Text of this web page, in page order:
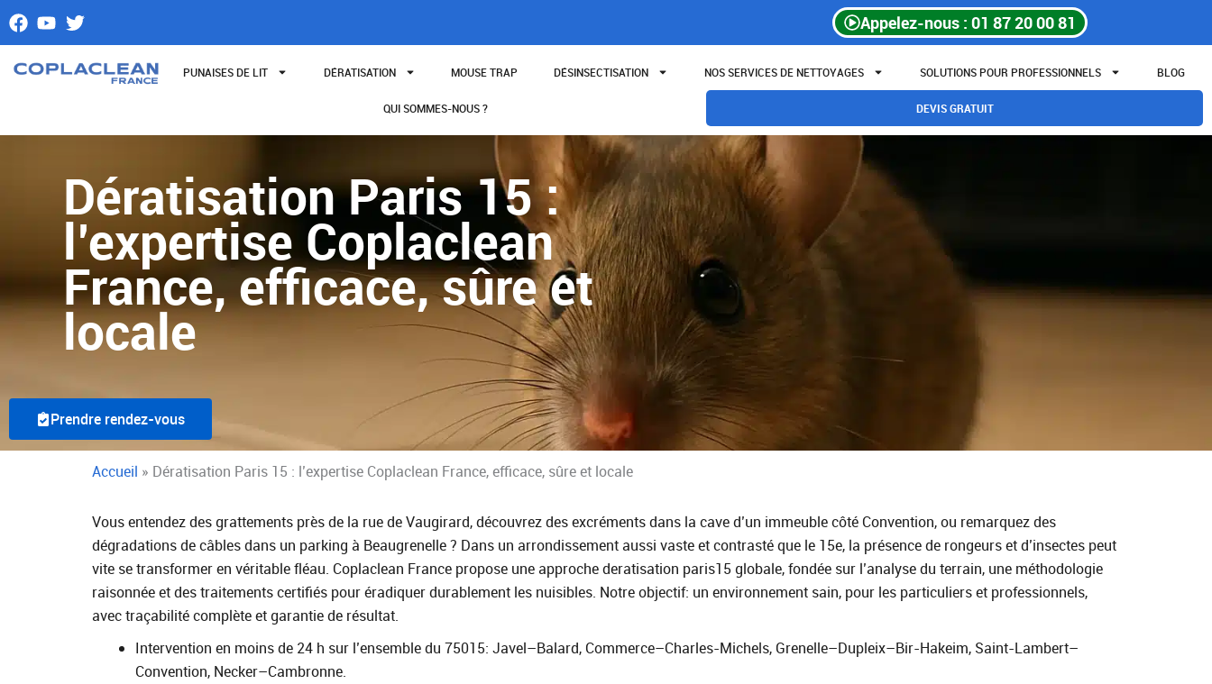
Aller
au
contenu
Appelez-nous : 01 87 20 00 81
PUNAISES DE LIT DÉRATISATION MOUSE TRAP DÉSINSECTISATION NOS SERVICES DE NETTOYAGES SOLUTIONS POUR PROFESSIONNELS BLOG
QUI SOMMES-NOUS ? DEVIS GRATUIT
Dératisation Paris 15 :
l’expertise Coplaclean
France, efficace, sûre et
locale
Prendre rendez-vous
Accueil » Dératisation Paris 15 : l’expertise Coplaclean France, efficace, sûre et locale
Vous entendez des grattements près de la rue de Vaugirard, découvrez des excréments dans la cave d’un immeuble côté Convention, ou remarquez des
dégradations de câbles dans un parking à Beaugrenelle ? Dans un arrondissement aussi vaste et contrasté que le 15e, la présence de rongeurs et d’insectes peut
vite se transformer en véritable fléau. Coplaclean France propose une approche deratisation paris15 globale, fondée sur l’analyse du terrain, une méthodologie
raisonnée et des traitements certifiés pour éradiquer durablement les nuisibles. Notre objectif: un environnement sain, pour les particuliers et professionnels,
avec traçabilité complète et garantie de résultat.
Intervention en moins de 24 h sur l’ensemble du 75015: Javel–Balard, Commerce–Charles‑Michels, Grenelle–Dupleix–Bir‑Hakeim, Saint‑Lambert–
Convention, Necker–Cambronne.